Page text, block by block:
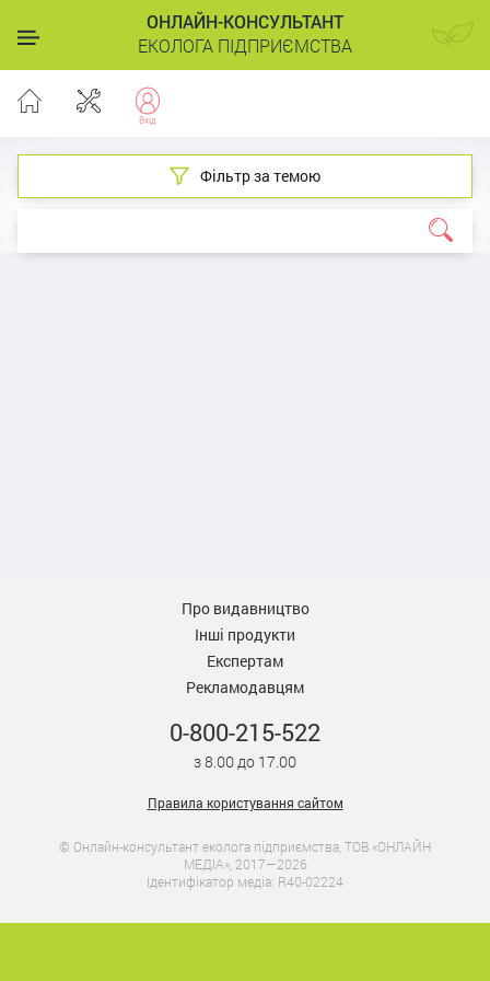
ОНЛАЙН-КОНСУЛЬТАНТ
ЕКОЛОГА ПІДПРИЄМСТВА
Фільтр за темою
Про видавництво
Інші продукти
Експертам
Рекламодавцям
0-800-215-522
з 8.00 до 17.00
Правила користування сайтом
© Онлайн-консультант еколога підприємства, ТОВ «ОНЛАЙН
МЕДІА», 2017—2026
Ідентифікатор медіа: R40-02224